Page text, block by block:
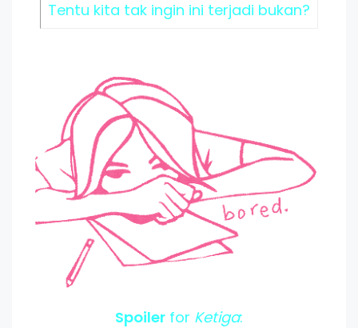
Tentu kita tak ingin ini terjadi bukan?
Spoiler for Ketiga: